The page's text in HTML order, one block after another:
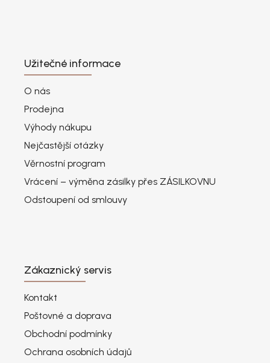
Užitečné informace
O nás
Prodejna
Výhody nákupu
Nejčastější otázky
Věrnostní program
Vrácení – výměna zásilky přes ZÁSILKOVNU
Odstoupení od smlouvy
Zákaznický servis
Kontakt
Poštovné a doprava
Obchodní podmínky
Ochrana osobních údajů